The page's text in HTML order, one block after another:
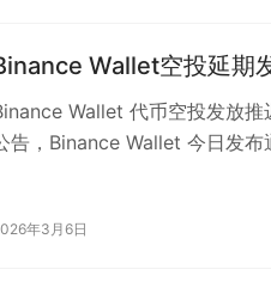
Wallet空投延期
Wallet 代币空投发放
告，Binance Wallet 今日发
年3月6日